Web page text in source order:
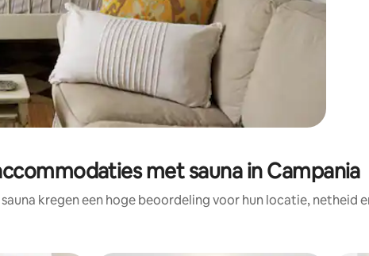
met sauna in Campania
kregen een hoge beoordeling voor hun locatie, netheid